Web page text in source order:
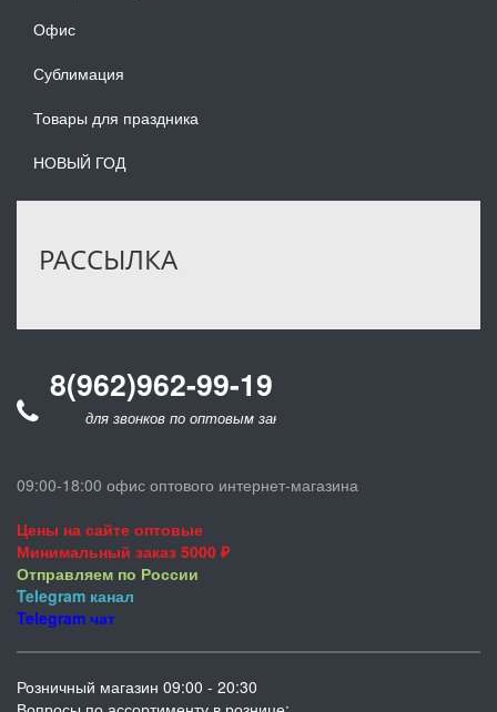
Офис
Сублимация
Товары для праздника
НОВЫЙ ГОД
РАССЫЛКА
8(962)962-99-19
для звонков по оптовым заказам
09:00-18:00 офис оптового интернет-магазина
Цены на сайте оптовые
Минимальный заказ 5000 ₽
Отправляем по России
Telegram канал
Telegram чат
Розничный магазин 09:00 - 20:30